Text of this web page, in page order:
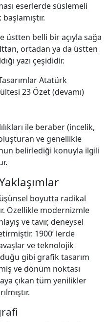
eserlerde süslemeli
üstten belli bir açıyla sağa
ortadan ya da üstten
yazı çeşididir.
Atatürk
23 Özet (devamı)
ile beraber (incelik,
ve genellikle
belirlediği konuyla ilgili
boyutta radikal
Özellikle modernizmle
ve tavır, deneysel
1900’ lerde
ve teknolojik
gibi grafik tasarım
ve dönüm noktası
çıkan tüm yenilikler